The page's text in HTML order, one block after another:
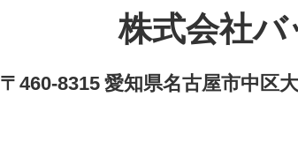
株式会社
〒460-8315 愛知県名古屋市中区